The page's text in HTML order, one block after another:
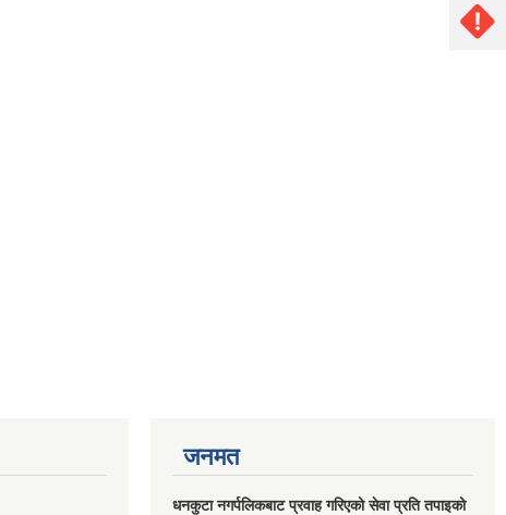
जनमत
धनकुटा नगर्पलिकबाट प्रवाह गरिएको सेवा प्रति तपाइको